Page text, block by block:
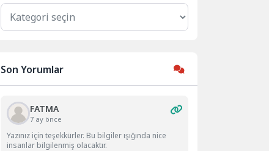
Kategoriler
Son Yorumlar
FATMA
7 ay önce
Yazınız için teşekkürler. Bu bilgiler ışığında nice
insanlar bilgilenmiş olacaktır.